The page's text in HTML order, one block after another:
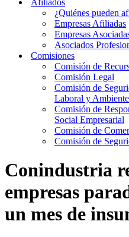
Afiliados
¿Quiénes pueden
Empresas Afiliadas
Empresas
Asociados
Comisiones
Comisión de
Comisión Legal
Comisión de
Laboral y Ambiente
Comisión de
Social Empresarial
Comisión de
Comisión de
Conindustria
empresas
un mes de